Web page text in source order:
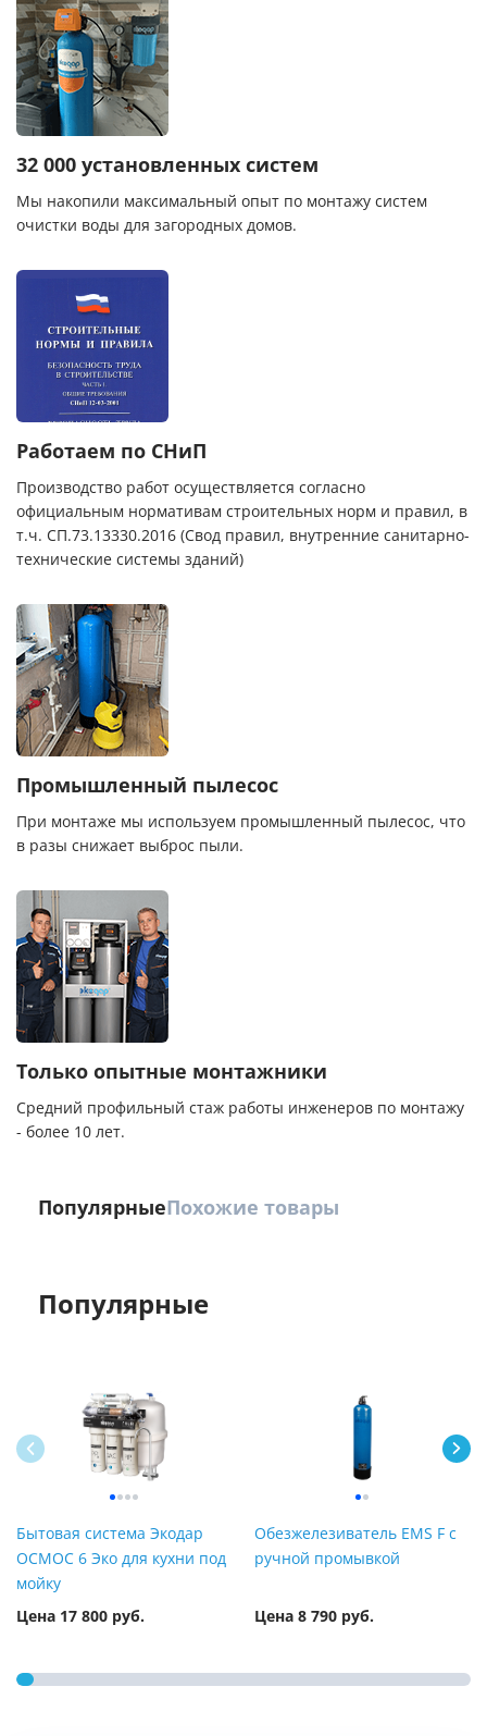
32 000 установленных систем
Мы накопили максимальный опыт по монтажу систем
очистки воды для загородных домов.
Работаем по СНиП
Производство работ осуществляется согласно
официальным нормативам строительных норм и правил, в
т.ч. СП.73.13330.2016 (Свод правил, внутренние санитарно-
технические системы зданий)
Промышленный пылесос
При монтаже мы используем промышленный пылесос, что
в разы снижает выброс пыли.
Только опытные монтажники
Средний профильный стаж работы инженеров по монтажу
- более 10 лет.
ПопулярныеПохожие товары
Популярные
Бытовая система Экодар
ОСМОС 6 Эко для кухни под
мойку
Цена 17 800 руб.
Обезжелезиватель EMS F с
ручной промывкой
Цена 8 790 руб.